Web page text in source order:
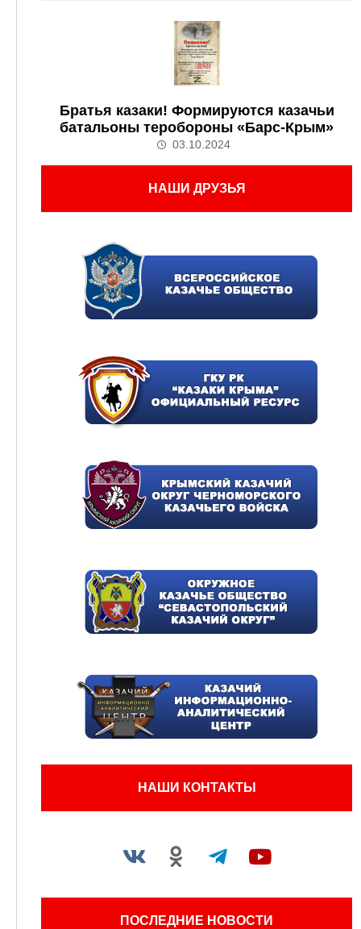
Братья казаки! Формируются казачьи
батальоны теробороны «Барс-Крым»
03.10.2024
НАШИ ДРУЗЬЯ
НАШИ КОНТАКТЫ
ПОСЛЕДНИЕ НОВОСТИ